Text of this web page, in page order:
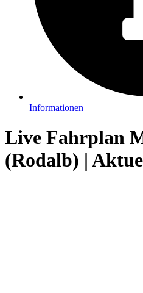
Informationen
Live Fahrplan
(Rodalb) |